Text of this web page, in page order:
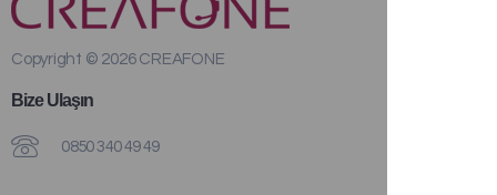
Copyright © 2026 CREAFONE
Bize Ulaşın
0850 340 49 49